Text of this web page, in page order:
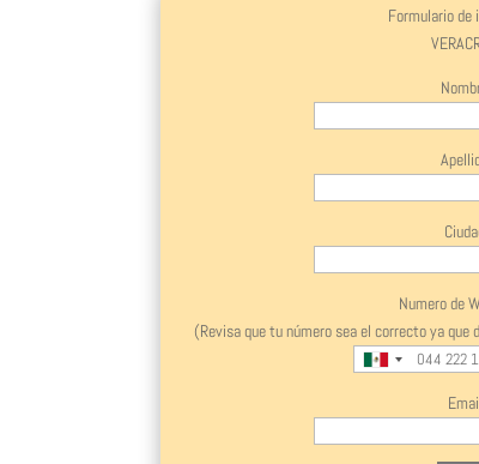
Formulario de
Numero de
(Revisa que tu número sea el correcto ya